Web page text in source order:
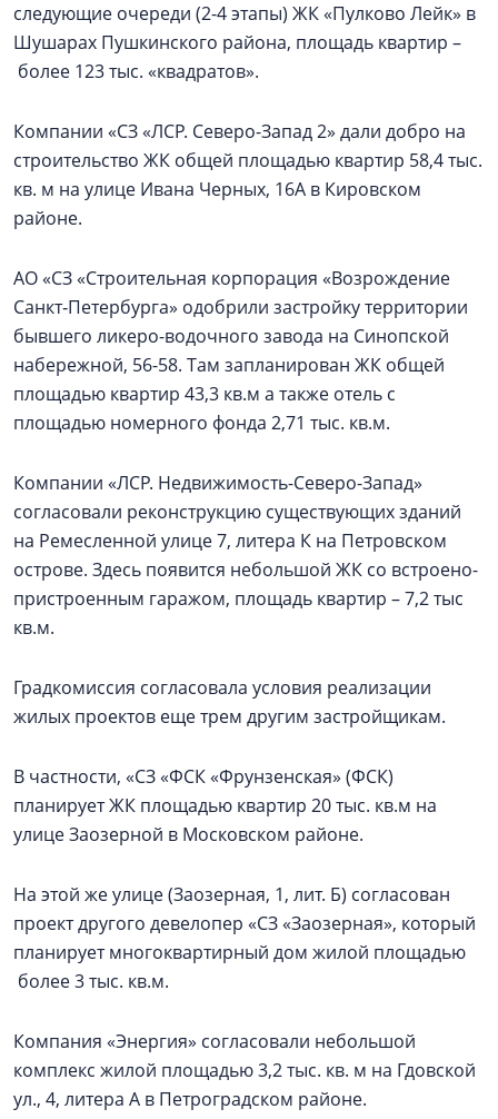
следующие очереди (2-4 этапы) ЖК «Пулково Лейк» в
Шушарах Пушкинского района, площадь квартир –
более 123 тыс. «квадратов».
Компании «СЗ «ЛСР. Северо-Запад 2» дали добро на
строительство ЖК общей площадью квартир 58,4 тыс.
кв. м на улице Ивана Черных, 16А в Кировском
районе.
АО «СЗ «Строительная корпорация «Возрождение
Санкт‑Петербурга» одобрили застройку территории
бывшего ликеро-водочного завода на Синопской
набережной, 56-58. Там запланирован ЖК общей
площадью квартир 43,3 кв.м а также отель с
площадью номерного фонда 2,71 тыс. кв.м.
Компании «ЛСР. Недвижимость-Северо-Запад»
согласовали реконструкцию существующих зданий
на Ремесленной улице 7, литера К на Петровском
острове. Здесь появится небольшой ЖК со встроено-
пристроенным гаражом, площадь квартир – 7,2 тыс
кв.м.
Градкомиссия согласовала условия реализации
жилых проектов еще трем другим застройщикам.
В частности, «СЗ «ФСК «Фрунзенская» (ФСК)
планирует ЖК площадью квартир 20 тыс. кв.м на
улице Заозерной в Московском районе.
На этой же улице (Заозерная, 1, лит. Б) согласован
проект другого девелопер «СЗ «Заозерная», который
планирует многоквартирный дом жилой площадью
более 3 тыс. кв.м.
Компания «Энергия» согласовали небольшой
комплекс жилой площадью 3,2 тыс. кв. м на Гдовской
ул., 4, литера А в Петроградском районе.